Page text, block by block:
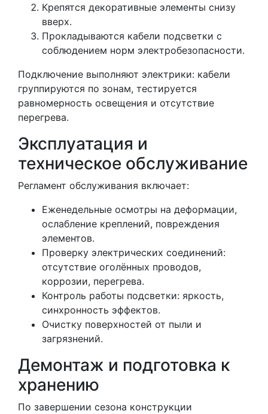
Крепятся декоративные элементы снизу
вверх.
Прокладываются кабели подсветки с
соблюдением норм электробезопасности.
Подключение выполняют электрики: кабели
группируются по зонам, тестируется
равномерность освещения и отсутствие
перегрева.
Эксплуатация и
техническое обслуживание
Регламент обслуживания включает:
Еженедельные осмотры на деформации,
ослабление креплений, повреждения
элементов.
Проверку электрических соединений:
отсутствие оголённых проводов,
коррозии, перегрева.
Контроль работы подсветки: яркость,
синхронность эффектов.
Очистку поверхностей от пыли и
загрязнений.
Демонтаж и подготовка к
хранению
По завершении сезона конструкции